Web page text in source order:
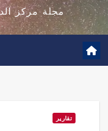
مجلة مركز
تقارير